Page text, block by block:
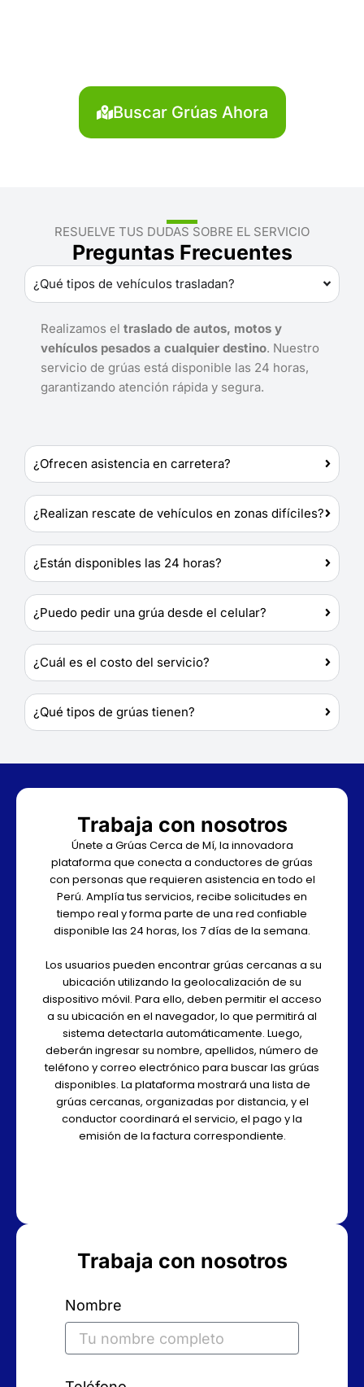
Buscar Grúas Ahora
RESUELVE TUS DUDAS SOBRE EL SERVICIO
Preguntas Frecuentes
¿Qué tipos de vehículos trasladan?
Realizamos el traslado de autos, motos y
vehículos pesados a cualquier destino. Nuestro
servicio de grúas está disponible las 24 horas,
garantizando atención rápida y segura.
¿Ofrecen asistencia en carretera?
¿Realizan rescate de vehículos en zonas difíciles?
¿Están disponibles las 24 horas?
¿Puedo pedir una grúa desde el celular?
¿Cuál es el costo del servicio?
¿Qué tipos de grúas tienen?
Trabaja con nosotros
Únete a Grúas Cerca de Mí, la innovadora
plataforma que conecta a conductores de grúas
con personas que requieren asistencia en todo el
Perú. Amplía tus servicios, recibe solicitudes en
tiempo real y forma parte de una red confiable
disponible las 24 horas, los 7 días de la semana.
Los usuarios pueden encontrar grúas cercanas a su
ubicación utilizando la geolocalización de su
dispositivo móvil. Para ello, deben permitir el acceso
a su ubicación en el navegador, lo que permitirá al
sistema detectarla automáticamente. Luego,
deberán ingresar su nombre, apellidos, número de
teléfono y correo electrónico para buscar las grúas
disponibles. La plataforma mostrará una lista de
grúas cercanas, organizadas por distancia, y el
conductor coordinará el servicio, el pago y la
emisión de la factura correspondiente.
Trabaja con nosotros
Nombre